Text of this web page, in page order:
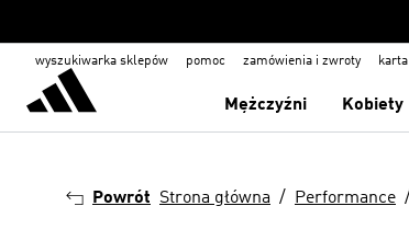
wyszukiwarka sklepów pomoc zamówienia i zwroty
Mężczyźni Kobiety
Powrót Strona główna Performance